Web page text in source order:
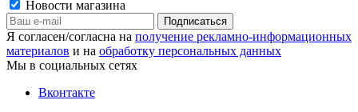
Новости магазина
Я согласен/согласна на получение рекламно-информационных
материалов и на обработку персональных данных
Мы в социальных сетях
Вконтакте